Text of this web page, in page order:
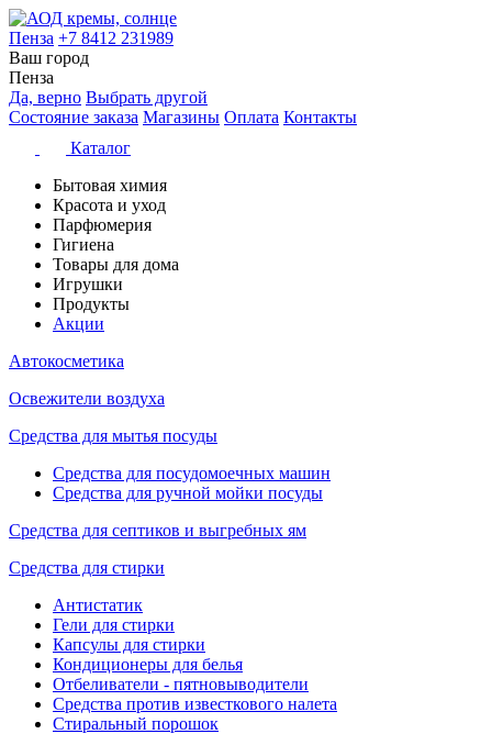
Пенза +7 8412 231989
Ваш город
Пенза
Да, верно Выбрать другой
Состояние заказа Магазины Оплата Контакты
Каталог
Бытовая химия
Красота и уход
Парфюмерия
Гигиена
Товары для дома
Игрушки
Продукты
Акции
Автокосметика
Освежители воздуха
Средства для мытья посуды
Средства для посудомоечных машин
Средства для ручной мойки посуды
Средства для септиков и выгребных ям
Средства для стирки
Антистатик
Гели для стирки
Капсулы для стирки
Кондиционеры для белья
Отбеливатели - пятновыводители
Средства против известкового налета
Стиральный порошок